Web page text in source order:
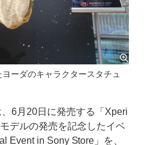
ーダのキャラクタースタチュ
6月20日に発売する「Xperi
デルの発売を記念したイベ
Event in Sony Store」を、